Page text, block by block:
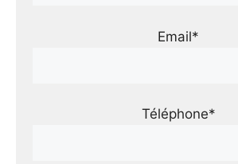
Email*
Téléphone*